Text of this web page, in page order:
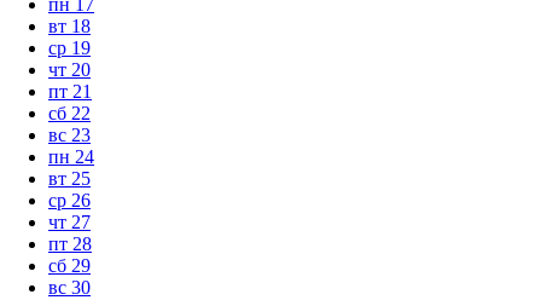
вт 18
ср 19
чт 20
пт 21
сб 22
вс 23
пн 24
вт 25
ср 26
чт 27
пт 28
сб 29
вс 30